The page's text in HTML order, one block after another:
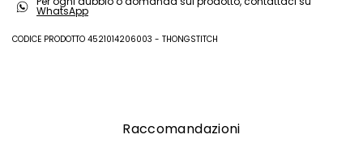
WhatsApp
CODICE PRODOTTO 4521014206003 - THONGSTITCH
Raccomandazioni